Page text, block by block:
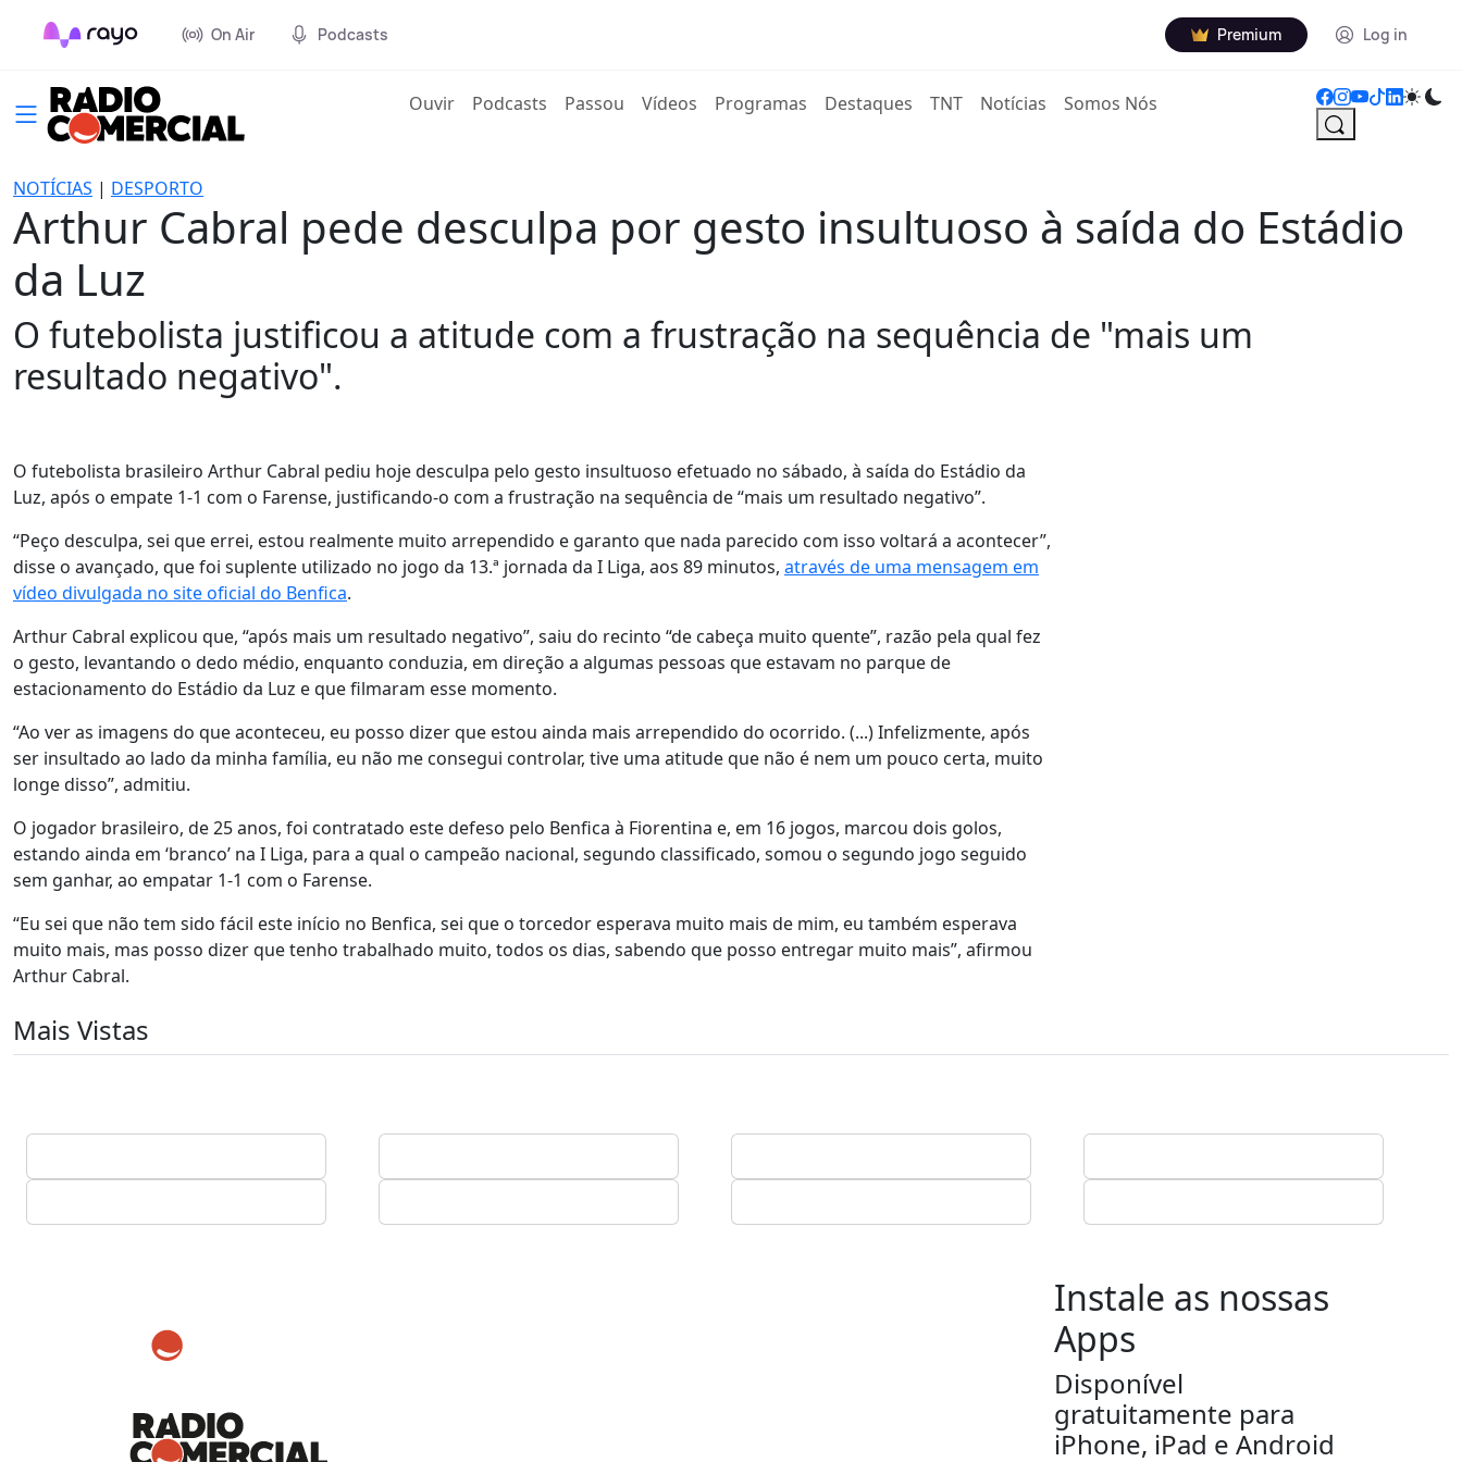
On Air Podcasts Premium Log in
Ouvir(current)
Podcasts Passou Vídeos Programas Destaques TNT Notícias Somos Nós
NOTÍCIAS | DESPORTO
Arthur Cabral pede desculpa por gesto insultuoso à saída do Estádio
da Luz
O futebolista justificou a atitude com a frustração na sequência de "mais um
resultado negativo".
O futebolista brasileiro Arthur Cabral pediu hoje desculpa pelo gesto insultuoso efetuado no sábado, à saída do Estádio da
Luz, após o empate 1-1 com o Farense, justificando-o com a frustração na sequência de “mais um resultado negativo”.
“Peço desculpa, sei que errei, estou realmente muito arrependido e garanto que nada parecido com isso voltará a acontecer”,
disse o avançado, que foi suplente utilizado no jogo da 13.ª jornada da I Liga, aos 89 minutos, através de uma mensagem em
vídeo divulgada no site oficial do Benfica.
Arthur Cabral explicou que, “após mais um resultado negativo”, saiu do recinto “de cabeça muito quente”, razão pela qual fez
o gesto, levantando o dedo médio, enquanto conduzia, em direção a algumas pessoas que estavam no parque de
estacionamento do Estádio da Luz e que filmaram esse momento.
“Ao ver as imagens do que aconteceu, eu posso dizer que estou ainda mais arrependido do ocorrido. (...) Infelizmente, após
ser insultado ao lado da minha família, eu não me consegui controlar, tive uma atitude que não é nem um pouco certa, muito
longe disso”, admitiu.
O jogador brasileiro, de 25 anos, foi contratado este defeso pelo Benfica à Fiorentina e, em 16 jogos, marcou dois golos,
estando ainda em ‘branco’ na I Liga, para a qual o campeão nacional, segundo classificado, somou o segundo jogo seguido
sem ganhar, ao empatar 1-1 com o Farense.
“Eu sei que não tem sido fácil este início no Benfica, sei que o torcedor esperava muito mais de mim, eu também esperava
muito mais, mas posso dizer que tenho trabalhado muito, todos os dias, sabendo que posso entregar muito mais”, afirmou
Arthur Cabral.
Mais Vistas
Instale as nossas
Apps
Disponível
gratuitamente para
iPhone, iPad e Android